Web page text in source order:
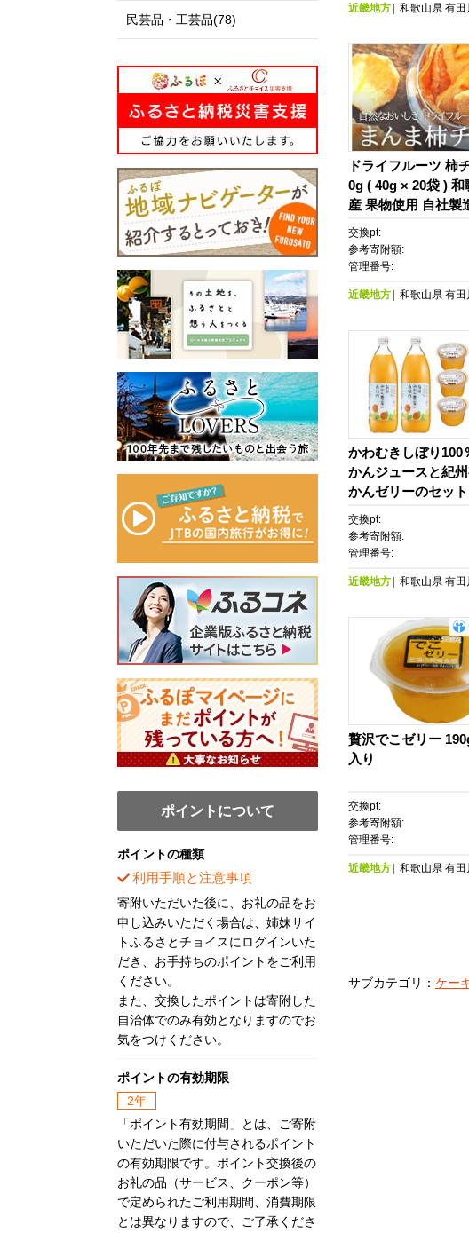
近畿地方 和歌山県 有田
ドライフルーツ 柿
0g ( 40g × 20袋 ) 和
産 果物使用 自社製
んの会】
交換pt:
参考寄附額:
管理番号:
近畿地方 和歌山県 有田
かわむきしぼり100
かんジュースと紀
かんゼリーのセット
交換pt:
参考寄附額:
管理番号:
近畿地方 和歌山県 有田
贅沢でこゼリー
入り
交換pt:
参考寄附額:
管理番号:
近畿地方 和歌山県 有田
サブカテゴリ： ケー
民芸品・工芸品(78)
ポイントについて
ポイントの種類
利用手順と注意事項
寄附いただいた後に、お礼の品をお
申し込みいただく場合は、姉妹サイ
トふるさとチョイスにログインいた
だき、お手持ちのポイントをご利用
ください。
また、交換したポイントは寄附した
自治体でのみ有効となりますのでお
気をつけください。
ポイントの有効期限
2年
「ポイント有効期間」とは、ご寄附
いただいた際に付与されるポイント
の有効期限です。ポイント交換後の
お礼の品（サービス、クーポン等）
で定められたご利用期間、消費期限
とは異なりますので、ご了承くださ